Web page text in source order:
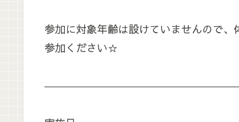
参加に対象年齢は設けていませんので
参加ください☆